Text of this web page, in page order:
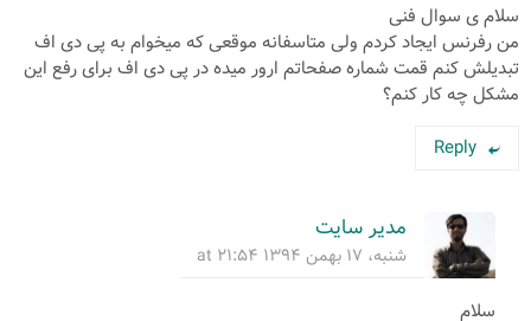
سلام ی سوال فنی
من رفرنس ایجاد کردم ولی متاسفانه موقعی که میخوام به پی دی اف
تبدیلش کنم قمت شماره صفحاتم ارور میده در پی دی اف برای رفع این
مشکل چه کار کنم؟
Reply
مدیر سایت
شنبه، ۱۷ بهمن ۱۳۹۴ at ۲۱:۵۴
سلام